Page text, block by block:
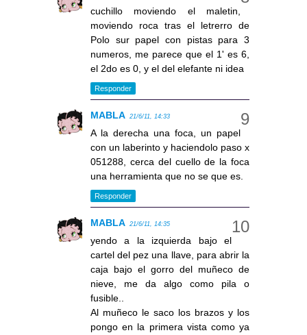
cuchillo moviendo el maletin,
moviendo roca tras el letrerro de
Polo sur papel con pistas para 3
numeros, me parece que el 1' es 6,
el 2do es 0, y el del elefante ni idea
Responder
MABLA 21/6/11, 14:33
A la derecha una foca, un papel
con un laberinto y haciendolo paso x
051288, cerca del cuello de la foca
una herramienta que no se que es.
Responder
MABLA 21/6/11, 14:35
yendo a la izquierda bajo el
cartel del pez una llave, para abrir la
caja bajo el gorro del muñeco de
nieve, me da algo como pila o
fusible..
Al muñeco le saco los brazos y los
pongo en la primera vista como ya